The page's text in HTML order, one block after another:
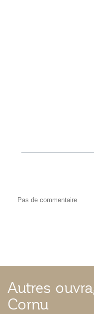
Pas de commentaire
Autres
Cornu